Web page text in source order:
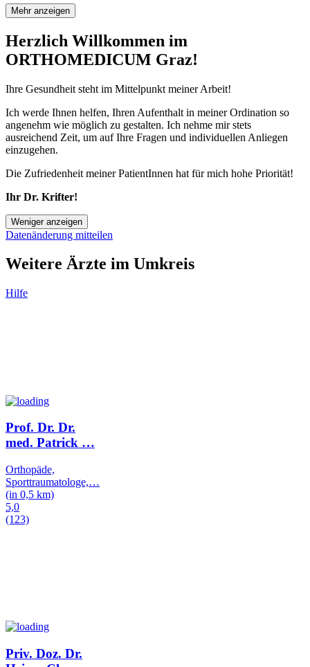
Mehr anzeigen
Herzlich Willkommen im
ORTHOMEDICUM Graz!
Ihre Gesundheit steht im Mittelpunkt meiner Arbeit!
Ich werde Ihnen helfen, Ihren Aufenthalt in meiner Ordination so
angenehm wie möglich zu gestalten. Ich nehme mir stets
ausreichend Zeit, um auf Ihre Fragen und individuellen Anliegen
einzugehen.
Die Zufriedenheit meiner PatientInnen hat für mich hohe Priorität!
Ihr Dr. Krifter!
Weniger anzeigen
Datenänderung mitteilen
Weitere Ärzte im Umkreis
Hilfe
Prof. Dr. Dr.
med. Patrick …
Orthopäde,
Sporttraumatologe,…
(in 0,5 km)
5,0
(123)
Priv. Doz. Dr.